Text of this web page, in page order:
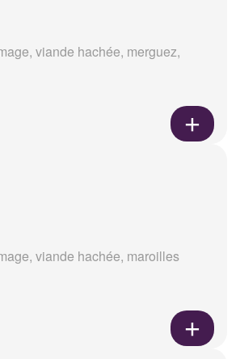
viande hachée, merguez,
viande hachée, maroilles